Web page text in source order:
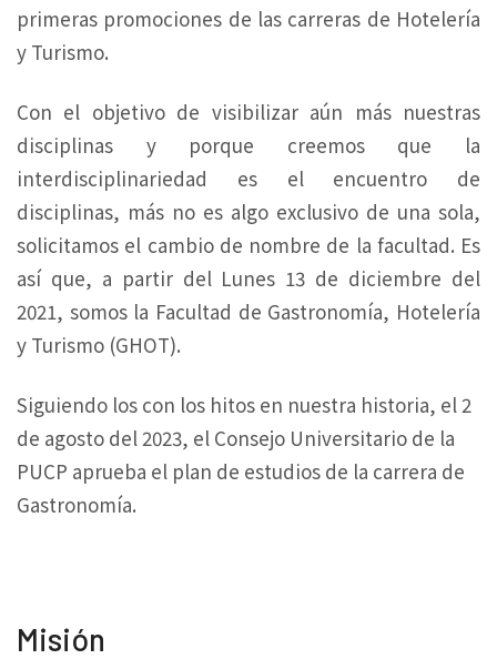
primeras promociones de las carreras de Hotelería
y Turismo.
Con el objetivo de visibilizar aún más nuestras
disciplinas y porque creemos que la
interdisciplinariedad es el encuentro de
disciplinas, más no es algo exclusivo de una sola,
solicitamos el cambio de nombre de la facultad. Es
así que, a partir del Lunes 13 de diciembre del
2021, somos la Facultad de Gastronomía, Hotelería
y Turismo (GHOT).
Siguiendo los con los hitos en nuestra historia, el 2
de agosto del 2023, el Consejo Universitario de la
PUCP aprueba el plan de estudios de la carrera de
Gastronomía.
Misión